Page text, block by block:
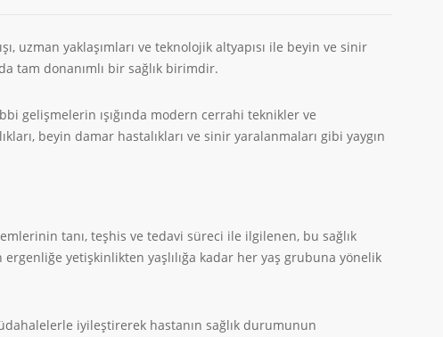
uzman yaklaşımları ve teknolojik altyapısı ile beyin ve sinir
tam donanımlı bir sağlık birimdir.
gelişmelerin ışığında modern cerrahi teknikler ve
beyin damar hastalıkları ve sinir yaralanmaları gibi yaygın
tanı, teşhis ve tedavi süreci ile ilgilenen, bu sağlık
yetişkinlikten yaşlılığa kadar her yaş grubuna yönelik
iyileştirerek hastanın sağlık durumunun